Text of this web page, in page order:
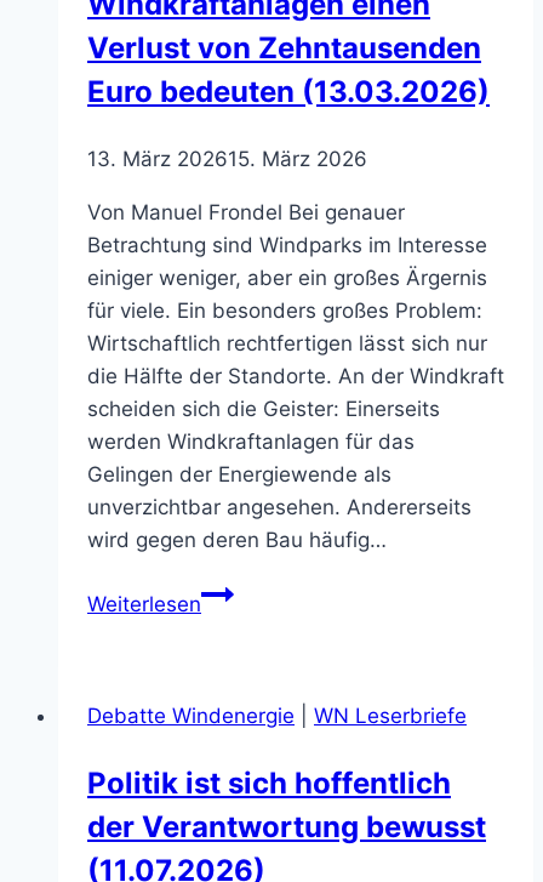
Verlust von Zehntausenden
Euro bedeuten (13.03.2026)
13. März 202615. März 2026
Von Manuel Frondel Bei genauer
Betrachtung sind Windparks im Interesse
einiger weniger, aber ein großes Ärgernis
für viele. Ein besonders großes Problem:
Wirtschaftlich rechtfertigen lässt sich nur
die Hälfte der Standorte. An der Windkraft
scheiden sich die Geister: Einerseits
werden Windkraftanlagen für das
Gelingen der Energiewende als
unverzichtbar angesehen. Andererseits
wird gegen deren Bau häufig…
WeiterlesenFür
einen
von
Zehntausenden
Euro
Debatte Windenergie WN Leserbriefe
Politik ist sich hoffentlich
der Verantwortung bewusst
(11.07.2026)